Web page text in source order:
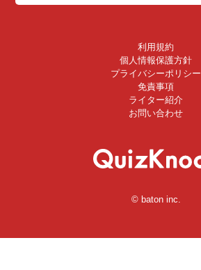
利用規約
個人情報保護方針
プライバシーポリシー
免責事項
ライター紹介
お問い合わせ
© baton inc.